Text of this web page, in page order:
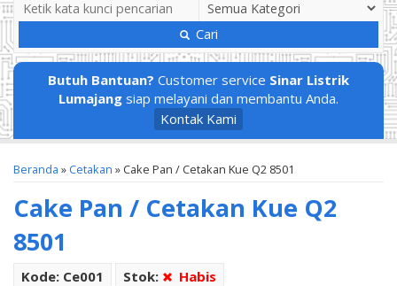
Cari
Butuh Bantuan? Customer service Sinar Listrik
Lumajang siap melayani dan membantu Anda.
Kontak Kami
Beranda » Cetakan » Cake Pan / Cetakan Kue Q2 8501
Cake Pan / Cetakan Kue Q2
8501
Kode: Ce001 Stok: Habis